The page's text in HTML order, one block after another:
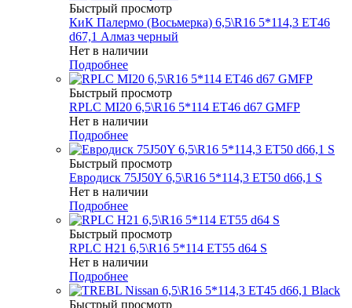
Быстрый просмотр
КиК Палермо (Восьмерка) 6,5\R16 5*114,3 ET46
d67,1 Алмаз черный
Нет в наличии
Подробнее
Быстрый просмотр
RPLC MI20 6,5\R16 5*114 ET46 d67 GMFP
Нет в наличии
Подробнее
Быстрый просмотр
Евродиск 75J50Y 6,5\R16 5*114,3 ET50 d66,1 S
Нет в наличии
Подробнее
Быстрый просмотр
RPLC H21 6,5\R16 5*114 ET55 d64 S
Нет в наличии
Подробнее
Быстрый просмотр